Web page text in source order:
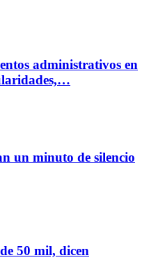
administrativos en
un minuto de silencio
50 mil, dicen